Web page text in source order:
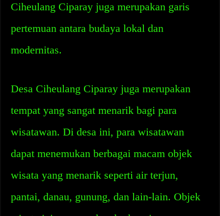
Ciheulang Ciparay juga merupakan garis
pertemuan antara budaya lokal dan
modernitas.
Desa Ciheulang Ciparay juga merupakan
tempat yang sangat menarik bagi para
wisatawan. Di desa ini, para wisatawan
dapat menemukan berbagai macam objek
wisata yang menarik seperti air terjun,
pantai, danau, gunung, dan lain-lain. Objek